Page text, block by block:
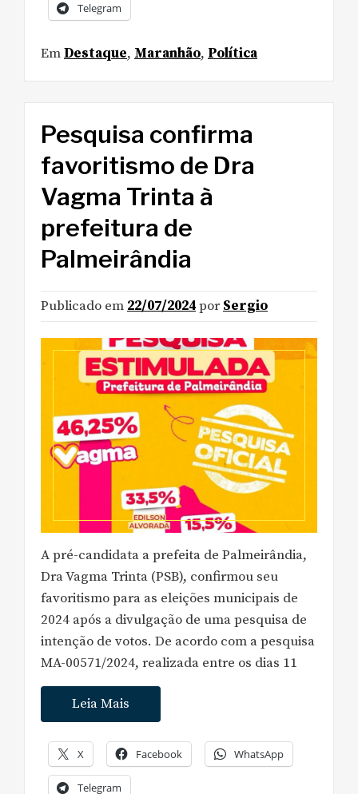
Telegram
EmDestaque, Maranhão, Política
Pesquisa confirma
favoritismo de Dra
Vagma Trinta à
prefeitura de
Palmeirândia
Publicado em 22/07/2024por Sergio
A pré-candidata a prefeita de Palmeirândia,
Dra Vagma Trinta (PSB), confirmou seu
favoritismo para as eleições municipais de
2024 após a divulgação de uma pesquisa de
intenção de votos. De acordo com a pesquisa
MA-00571/2024, realizada entre os dias 11
Leia Mais
X Facebook WhatsApp
Telegram